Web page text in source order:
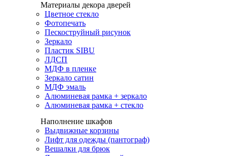
Материалы декора дверей
Цветное стекло
Фотопечать
Пескоструйный рисунок
Зеркало
Пластик SIBU
ЛДСП
МДФ в пленке
Зеркало сатин
МДФ эмаль
Алюминевая рамка + зеркало
Алюминевая рамка + стекло
Наполнение шкафов
Выдвижные корзины
Лифт для одежды (пантограф)
Вешалки для брюк